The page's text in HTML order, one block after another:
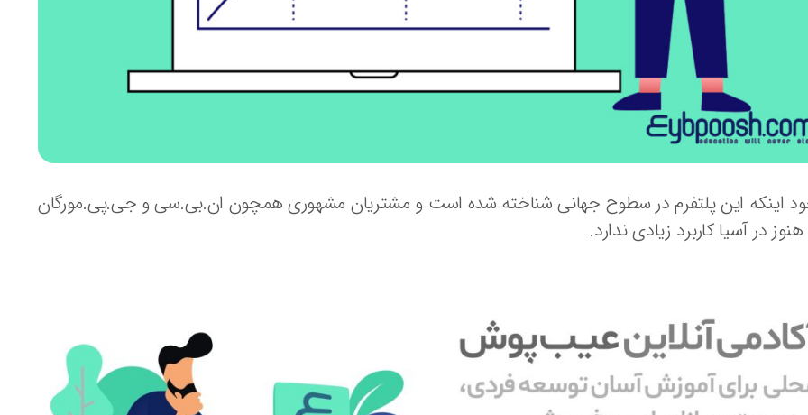
اینکه این پلتفرم در سطوح جهانی شناخته شده است و مشتریان مشهوری همچون ان.بی.سی و جی.پی.مورگان
هنوز در آسیا کاربرد زیادی ندارد.